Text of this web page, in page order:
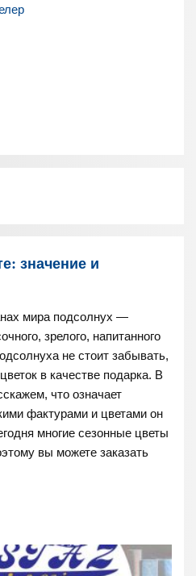
значение и
мира подсолнух —
зрелого, напитанного
не стоит забывать,
в качестве подарка. В
что означает
фактурами и цветами он
многие сезонные цветы
вы можете заказать